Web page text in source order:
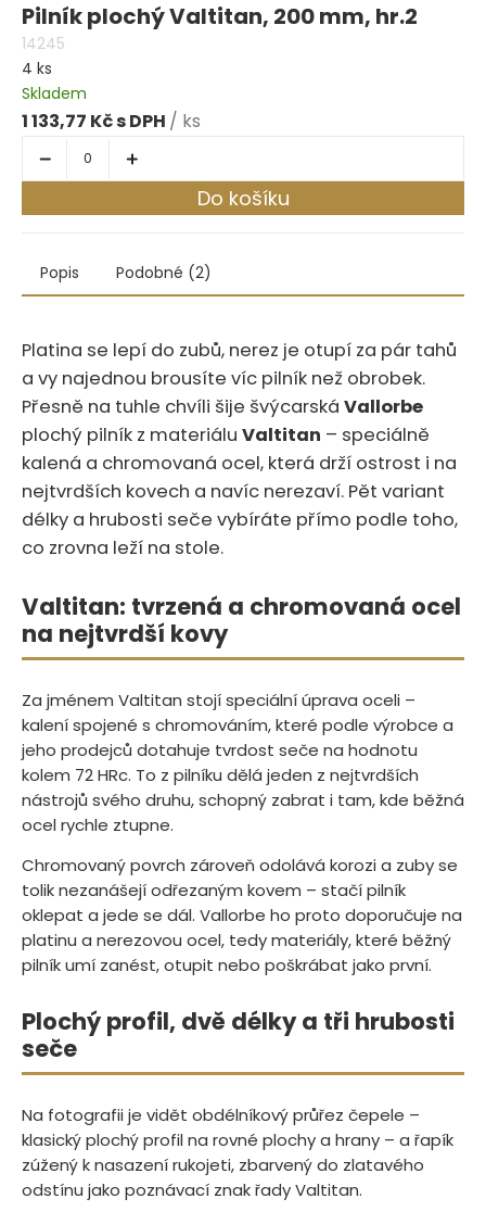
Pilník plochý Valtitan, 200 mm, hr.2
14245
4 ks
Skladem
1 133,77 Kč / ks
Do košíku
Popis Podobné (2)
Platina se lepí do zubů, nerez je otupí za pár tahů
a vy najednou brousíte víc pilník než obrobek.
Přesně na tuhle chvíli šije švýcarská Vallorbe
plochý pilník z materiálu Valtitan – speciálně
kalená a chromovaná ocel, která drží ostrost i na
nejtvrdších kovech a navíc nerezaví. Pět variant
délky a hrubosti seče vybíráte přímo podle toho,
co zrovna leží na stole.
Valtitan: tvrzená a chromovaná ocel
na nejtvrdší kovy
Za jménem Valtitan stojí speciální úprava oceli –
kalení spojené s chromováním, které podle výrobce a
jeho prodejců dotahuje tvrdost seče na hodnotu
kolem 72 HRc. To z pilníku dělá jeden z nejtvrdších
nástrojů svého druhu, schopný zabrat i tam, kde běžná
ocel rychle ztupne.
Chromovaný povrch zároveň odolává korozi a zuby se
tolik nezanášejí odřezaným kovem – stačí pilník
oklepat a jede se dál. Vallorbe ho proto doporučuje na
platinu a nerezovou ocel, tedy materiály, které běžný
pilník umí zanést, otupit nebo poškrábat jako první.
Plochý profil, dvě délky a tři hrubosti
seče
Na fotografii je vidět obdélníkový průřez čepele –
klasický plochý profil na rovné plochy a hrany – a řapík
zúžený k nasazení rukojeti, zbarvený do zlatavého
odstínu jako poznávací znak řady Valtitan.